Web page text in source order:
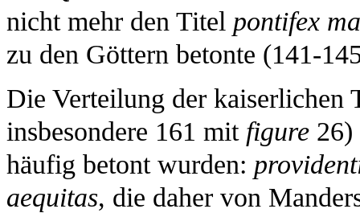
nicht mehr den Titel pontifex
zu den Göttern betonte (141-
Die Verteilung der kaiserlichen
insbesondere 161 mit figure 26)
häufig betont wurden:
aequitas, die daher von